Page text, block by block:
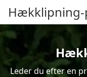
Leder du efter en